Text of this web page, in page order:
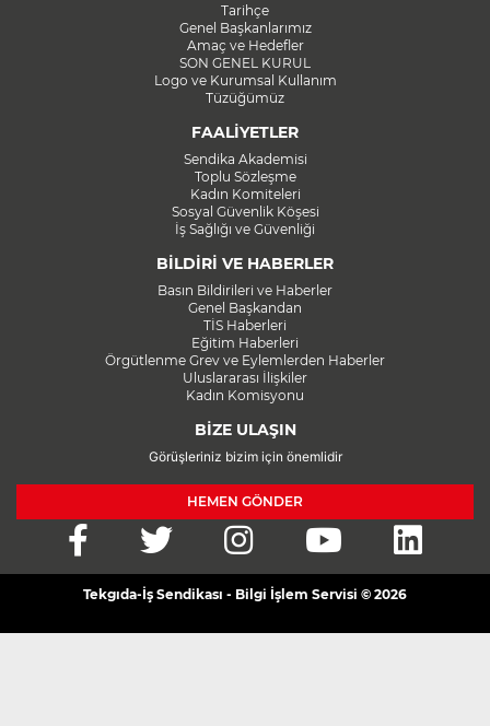
Tarihçe
Genel Başkanlarımız
Amaç ve Hedefler
SON GENEL KURUL
Logo ve Kurumsal Kullanım
Tüzüğümüz
FAALİYETLER
Sendika Akademisi
Toplu Sözleşme
Kadın Komiteleri
Sosyal Güvenlik Köşesi
İş Sağlığı ve Güvenliği
BİLDİRİ VE HABERLER
Basın Bildirileri ve Haberler
Genel Başkandan
TİS Haberleri
Eğitim Haberleri
Örgütlenme Grev ve Eylemlerden Haberler
Uluslararası İlişkiler
Kadın Komisyonu
BİZE ULAŞIN
Görüşleriniz bizim için önemlidir
HEMEN GÖNDER
Tekgıda-İş Sendikası - Bilgi İşlem Servisi © 2026